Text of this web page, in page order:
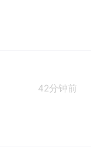
42分钟前